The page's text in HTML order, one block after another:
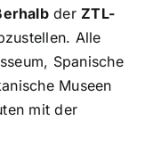
derZTL-
Alle
Spanische
Museen
mit der